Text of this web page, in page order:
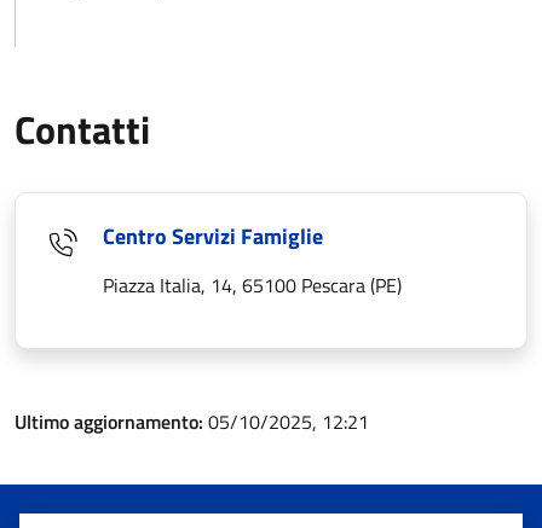
Contatti
Centro Servizi Famiglie
Piazza Italia, 14, 65100 Pescara (PE)
Ultimo aggiornamento: 05/10/2025, 12:21